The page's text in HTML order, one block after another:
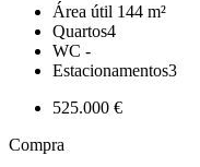
Área útil 144 m²
Quartos4
WC -
Estacionamentos3
525.000 €
Compra